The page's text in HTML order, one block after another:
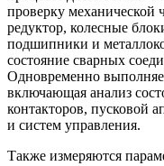
проверку механической
редуктор, колесные
подшипники и
состояние сварных
Одновременно
включающая анализ
контакторов, пусковой
и систем управления.
Также измеряются